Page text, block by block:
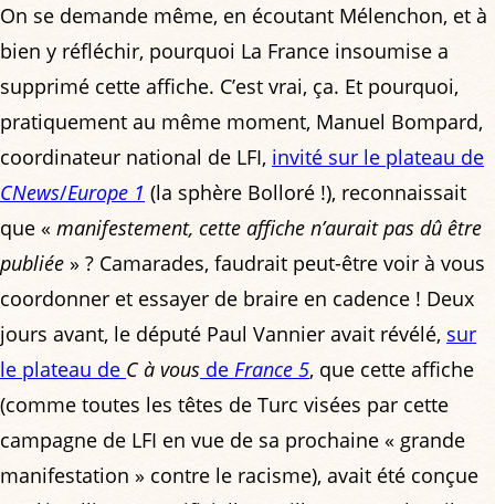
On se demande même, en écoutant Mélenchon, et à
bien y réfléchir, pourquoi La France insoumise a
supprimé cette affiche. C’est vrai, ça. Et pourquoi,
pratiquement au même moment, Manuel Bompard,
coordinateur national de LFI, invité sur le plateau de
CNews/Europe 1 (la sphère Bolloré !), reconnaissait
que « manifestement, cette affiche n’aurait pas dû être
publiée » ? Camarades, faudrait peut-être voir à vous
coordonner et essayer de braire en cadence ! Deux
jours avant, le député Paul Vannier avait révélé, sur
le plateau de C à vous de France 5, que cette affiche
(comme toutes les têtes de Turc visées par cette
campagne de LFI en vue de sa prochaine « grande
manifestation » contre le racisme), avait été conçue